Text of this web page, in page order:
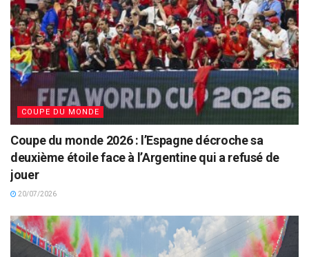
COUPE DU MONDE
Coupe du monde 2026 : l’Espagne décroche sa
deuxième étoile face à l’Argentine qui a refusé de
jouer
20/07/2026